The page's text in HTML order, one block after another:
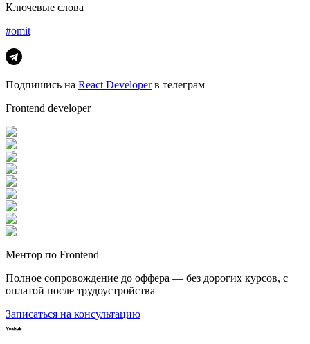
Ключевые слова
#omit
Подпишись на React Developerв телеграм
Frontend developer
Ментор по Frontend
Полное сопровождение до оффера — без дорогих курсов, с
оплатой после трудоустройства
Записаться на консультацию